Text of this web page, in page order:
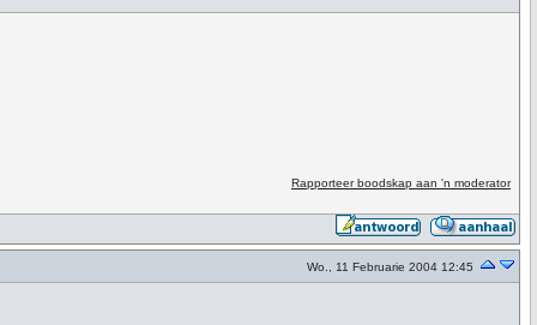
Rapporteer boodskap aan 'n moderator
Wo., 11 Februarie 2004 12:45